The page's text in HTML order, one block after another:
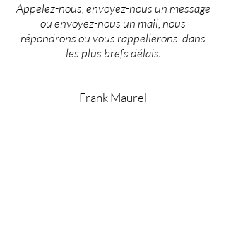
Appelez-nous, envoyez-nous un message
ou envoyez-nous un mail, nous
répondrons ou vous rappellerons dans
les plus brefs délais.
Frank Maurel